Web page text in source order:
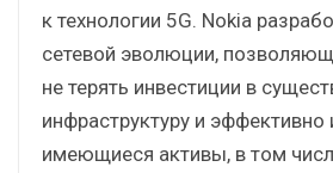
к технологии 5G. Nokia
сетевой эволюции,
не терять инвестиции в
инфраструктуру и эффективно
имеющиеся активы, в том